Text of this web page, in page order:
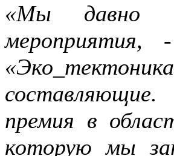
«Мы давно
мероприятия,
составляющие.
премия в
которую мы